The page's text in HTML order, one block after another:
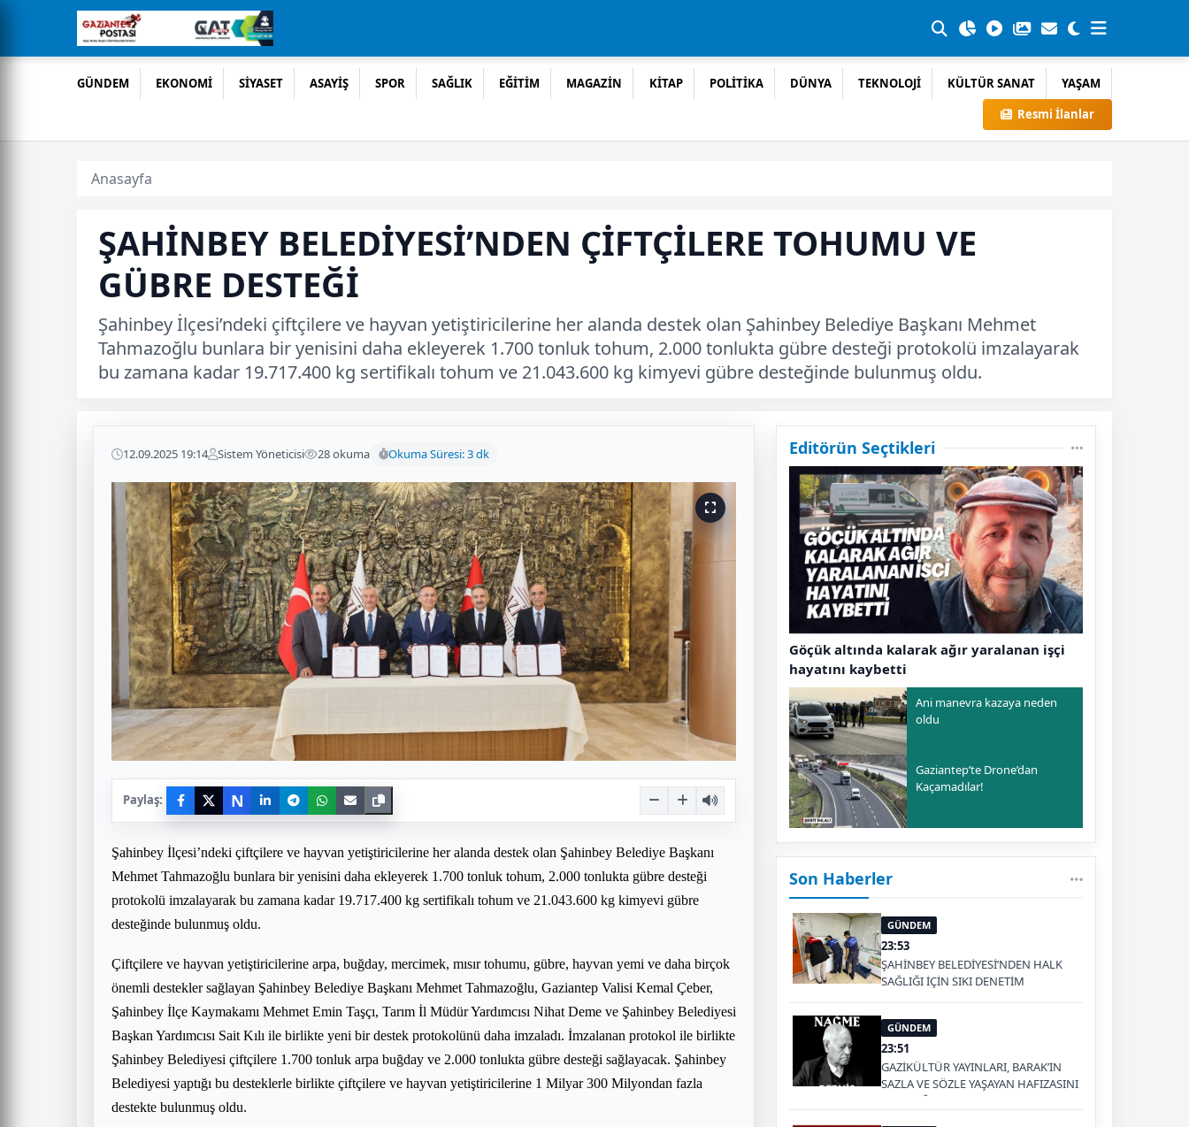
GÜNDEM EKONOMİ SİYASET ASAYİŞ SPOR SAĞLIK EĞİTİM MAGAZİN KİTAP POLİTİKA DÜNYA TEKNOLOJİ KÜLTÜR SANAT
YAŞAM
Resmi İlanlar
Anasayfa
ŞAHİNBEY BELEDİYESİ’NDEN ÇİFTÇİLERE TOHUMU VE
GÜBRE DESTEĞİ
Şahinbey İlçesi’ndeki çiftçilere ve hayvan yetiştiricilerine her alanda destek olan Şahinbey Belediye Başkanı Mehmet
Tahmazoğlu bunlara bir yenisini daha ekleyerek 1.700 tonluk tohum, 2.000 tonlukta gübre desteği protokolü imzalayarak
bu zamana kadar 19.717.400 kg sertifikalı tohum ve 21.043.600 kg kimyevi gübre desteğinde bulunmuş oldu.
12.09.2025 19:14 Sistem Yöneticisi 28 okuma Okuma Süresi: 3 dk
Paylaş: N
Şahinbey İlçesi’ndeki çiftçilere ve hayvan yetiştiricilerine her alanda destek olan Şahinbey Belediye Başkanı
Mehmet Tahmazoğlu bunlara bir yenisini daha ekleyerek 1.700 tonluk tohum, 2.000 tonlukta gübre desteği
protokolü imzalayarak bu zamana kadar 19.717.400 kg sertifikalı tohum ve 21.043.600 kg kimyevi gübre
desteğinde bulunmuş oldu.
Çiftçilere ve hayvan yetiştiricilerine arpa, buğday, mercimek, mısır tohumu, gübre, hayvan yemi ve daha birçok
önemli destekler sağlayan Şahinbey Belediye Başkanı Mehmet Tahmazoğlu, Gaziantep Valisi Kemal Çeber,
Şahinbey İlçe Kaymakamı Mehmet Emin Taşçı, Tarım İl Müdür Yardımcısı Nihat Deme ve Şahinbey Belediyesi
Başkan Yardımcısı Sait Kılı ile birlikte yeni bir destek protokolünü daha imzaladı. İmzalanan protokol ile birlikte
Şahinbey Belediyesi çiftçilere 1.700 tonluk arpa buğday ve 2.000 tonlukta gübre desteği sağlayacak. Şahinbey
Belediyesi yaptığı bu desteklerle birlikte çiftçilere ve hayvan yetiştiricilerine 1 Milyar 300 Milyondan fazla
destekte bulunmuş oldu.
Editörün Seçtikleri
Göçük altında kalarak ağır yaralanan işçi
hayatını kaybetti
Ani manevra kazaya neden
oldu
Gaziantep’te Drone’dan
Kaçamadılar!
Son Haberler
GÜNDEM
23:53
ŞAHİNBEY BELEDİYESİ’NDEN HALK
SAĞLIĞI İÇİN SIKI DENETİM
GÜNDEM
23:51
GAZİKÜLTÜR YAYINLARI, BARAK’IN
SAZLA VE SÖZLE YAŞAYAN HAFIZASINI
GELECEĞE TAŞIYOR